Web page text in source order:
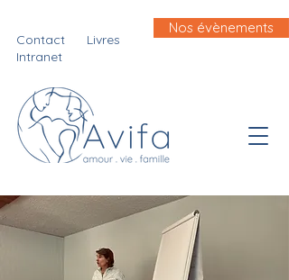
Nos évènements
Contact
Livres
Intranet